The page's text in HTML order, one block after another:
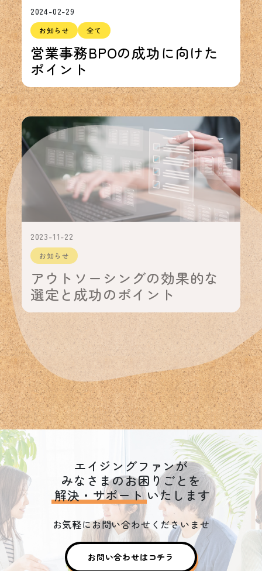
2024-02-29
お知らせ 全て
営業事務BPOの成功に向けた
ポイント
2023-11-22
お知らせ
アウトソーシングの効果的な
選定と成功のポイント
エイジングファンが
みなさまのお困りごとを
解決・サポートいたします
お気軽にお問い合わせくださいませ
お問い合わせはコチラ